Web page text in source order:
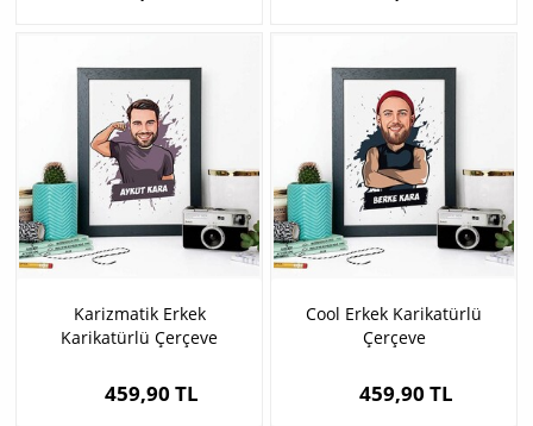
Karizmatik Erkek
Karikatürlü Çerçeve
459,90 TL
Cool Erkek Karikatürlü
Çerçeve
459,90 TL